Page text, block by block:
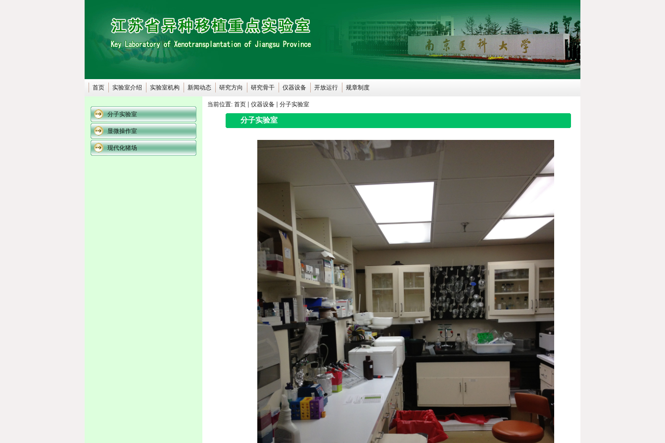
首页 实验室介绍 实验室机构 新闻动态 研究方向 研究骨干 仪器设备 开放运行 规章制度
分子实验室
显微操作室
现代化猪场
当前位置: 首页 仪器设备 分子实验室
分子实验室